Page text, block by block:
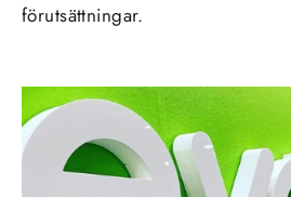
förutsättningar.